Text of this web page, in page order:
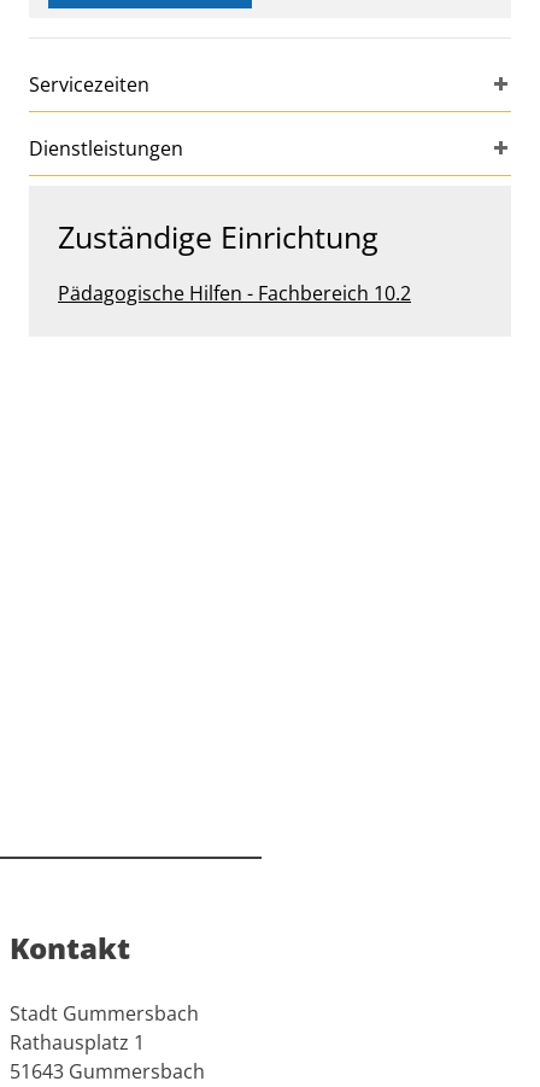
Servicezeiten
Dienstleistungen
Zuständige Einrichtung
Pädagogische Hilfen - Fachbereich 10.2
Kontakt
Stadt Gummersbach
Rathausplatz 1
51643 Gummersbach